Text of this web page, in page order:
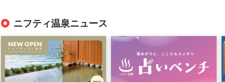
ニフティ温泉ニュース